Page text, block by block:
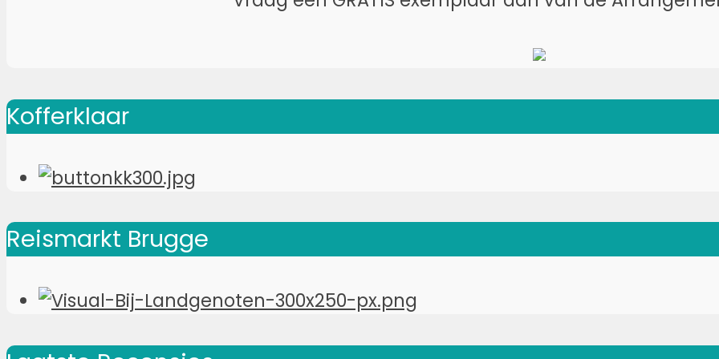
Kofferklaar
Reismarkt Brugge